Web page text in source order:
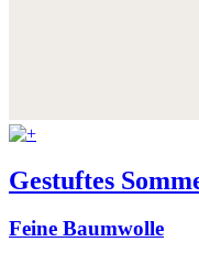
Gestuftes
Feine Baumwolle